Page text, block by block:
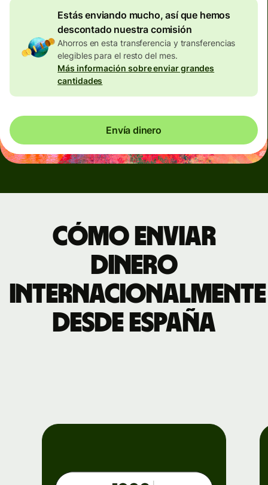
Estás enviando mucho, así que hemos
descontado nuestra comisión
Ahorros en esta transferencia y transferencias
elegibles para el resto del mes.
Más información sobre enviar grandes
cantidades
Envía dinero
Cómo enviar
dinero
internacionalmente
desde España